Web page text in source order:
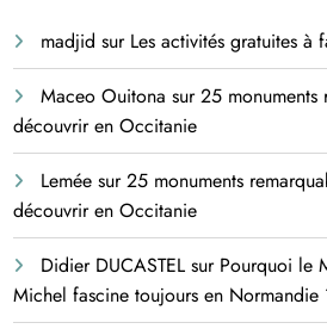
madjid sur Les activités gratuites à
Maceo Ouitona sur25 monuments
découvrir en Occitanie
Lemée sur25 monuments
découvrir en Occitanie
Didier DUCASTEL sur Pourquoi le
Michel fascine toujours en Normandie